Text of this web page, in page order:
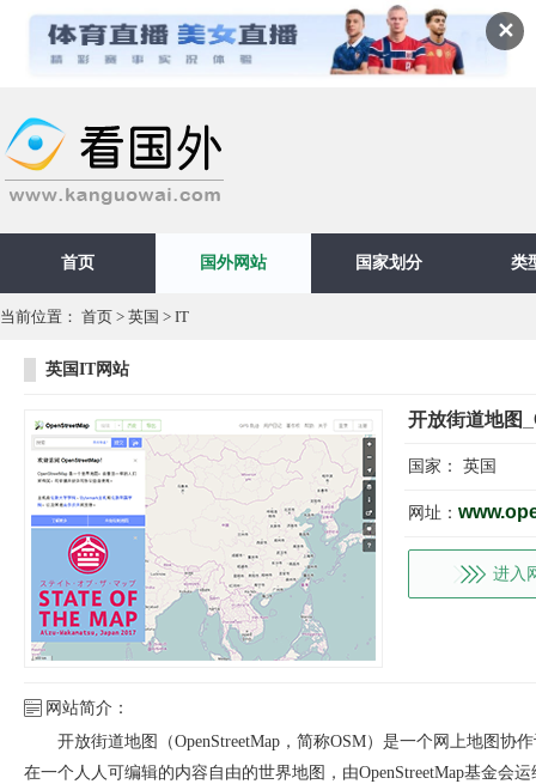
✕
首页 国外网站 国家划分 类
当前位置： 首页 > 英国 > IT
英国IT网站
开放街道地图
国家： 英国
网址：
进入
网站简介：
开放街道地图（OpenStreetMap，简称OSM）是一个网上地图协
在一个人人可编辑的内容自由的世界地图，由OpenStreetMap基金会